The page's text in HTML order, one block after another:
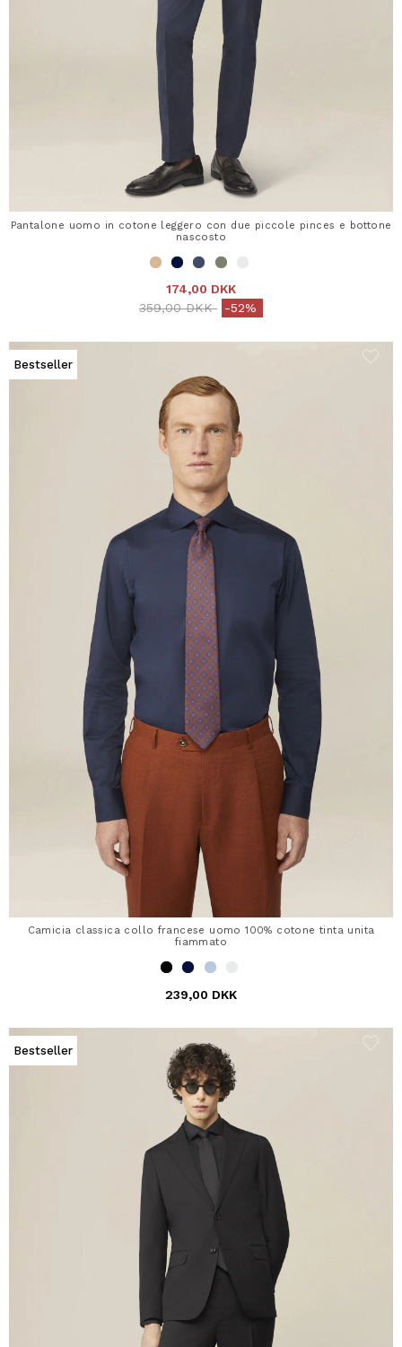
Pantalone uomo in cotone leggero con due piccole pinces e bottone
nascosto
174,00 DKK
Price reduced from
359,00 DKKto-52%
Bestseller
Camicia classica collo francese uomo 100% cotone tinta unita
fiammato
239,00 DKK
Bestseller